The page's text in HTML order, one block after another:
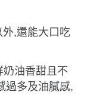
外,還能大口吃
油香甜且不
過多及油膩感,